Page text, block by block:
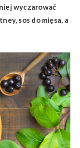
wyczarować
sos do mięsa, a